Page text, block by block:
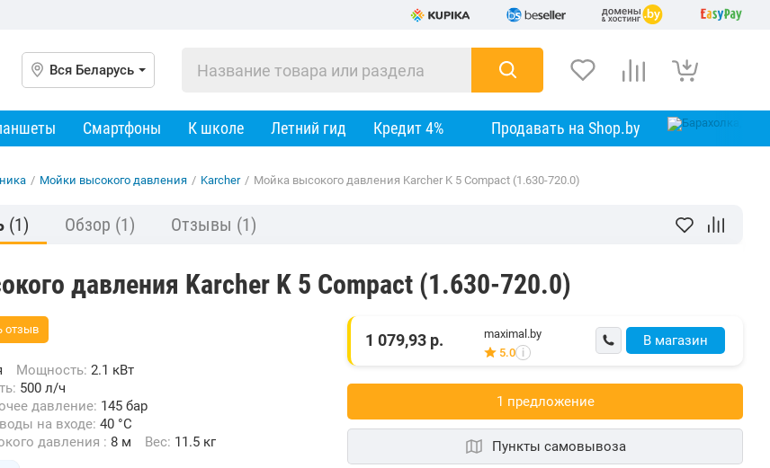
Вся Беларусь
Смартфоны К школе Летний гид Кредит 4% Продавать на Shop.by
/ Мойки высокого давления / Karcher / Мойка высокого давления Karcher K 5 Compact (1.630-720.0)
(1) Обзор (1) Отзывы (1)
давления Karcher K 5 Compact (1.630-720.0)
отзыв
Мощность: 2.1 кВт
500 л/ч
давление: 145 бар
воды на входе: 40 °C
давления : 8 м Вес: 11.5 кг
В магазин
1 079,93 р.
maximal.by
5.0 i
1 предложениe
Пункты самовывоза